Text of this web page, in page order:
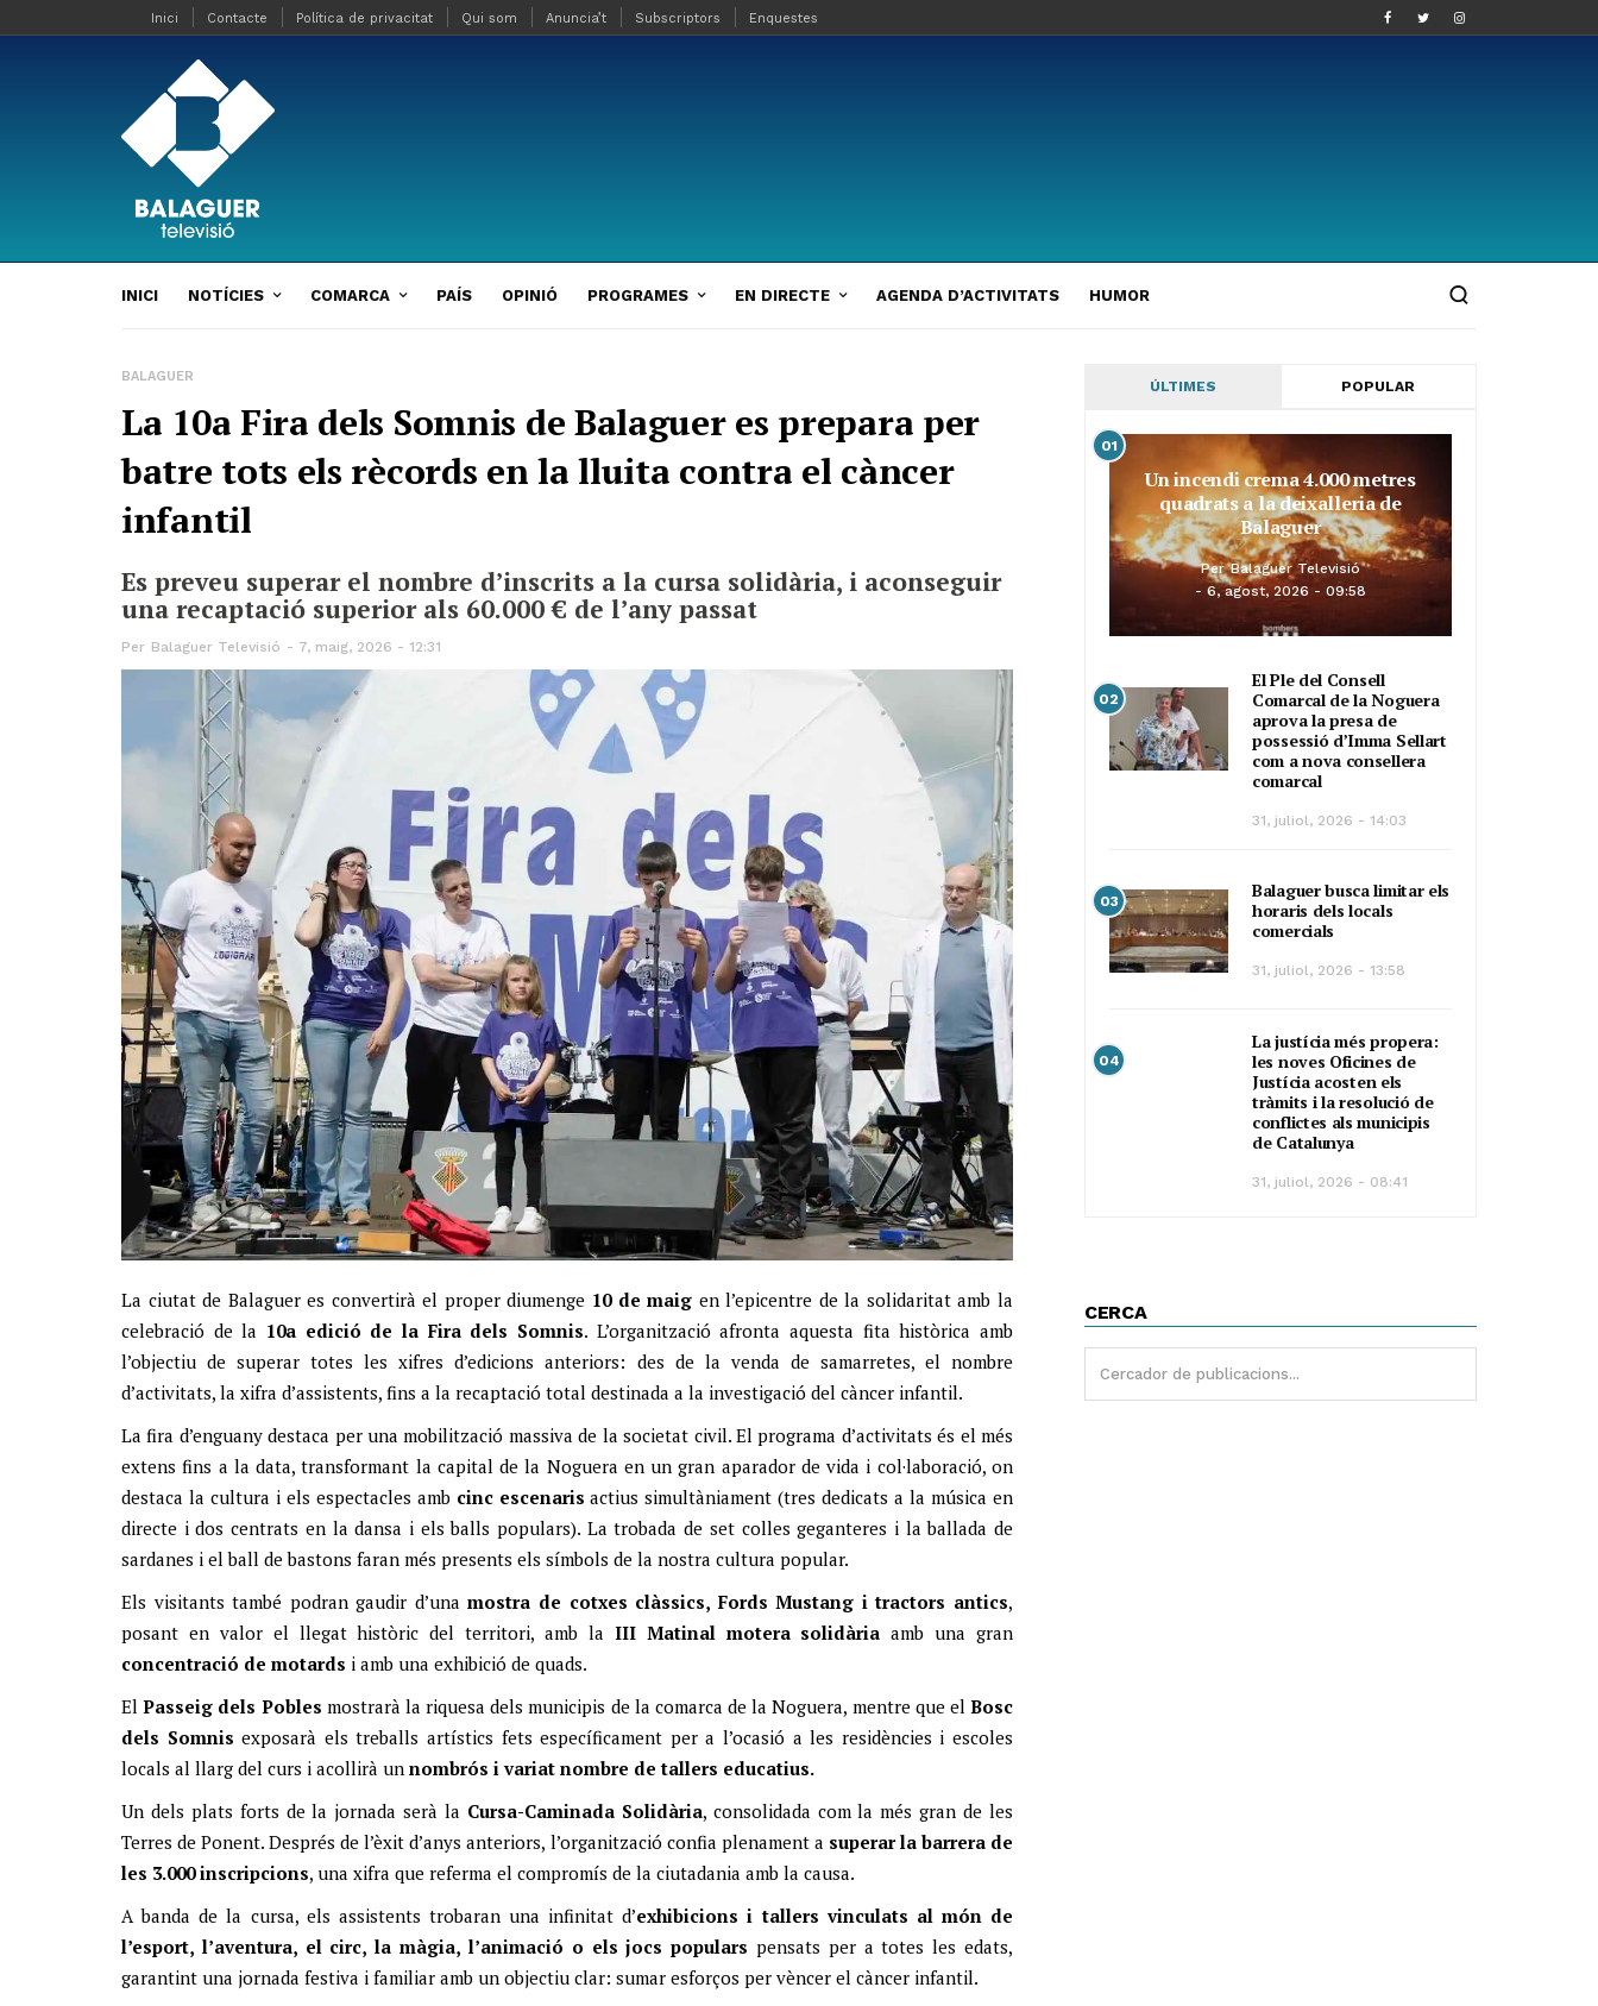
Inici Contacte Política de privacitat Qui som Anuncia’t Subscriptors Enquestes
INICI NOTÍCIES COMARCA PAÍS OPINIÓ PROGRAMES EN DIRECTE AGENDA D’ACTIVITATS HUMOR
BALAGUER
La 10a Fira dels Somnis de Balaguer es prepara per
batre tots els rècords en la lluita contra el càncer
infantil
Es preveu superar el nombre d’inscrits a la cursa solidària, i aconseguir
una recaptació superior als 60.000 € de l’any passat
Per Balaguer Televisió 7, maig, 2026 - 12:31
La ciutat de Balaguer es convertirà el proper diumenge 10 de maig en l’epicentre de la solidaritat amb la
celebració de la 10a edició de la Fira dels Somnis. L’organització afronta aquesta fita històrica amb
l’objectiu de superar totes les xifres d’edicions anteriors: des de la venda de samarretes, el nombre
d’activitats, la xifra d’assistents, fins a la recaptació total destinada a la investigació del càncer infantil.
La fira d’enguany destaca per una mobilització massiva de la societat civil. El programa d’activitats és el més
extens fins a la data, transformant la capital de la Noguera en un gran aparador de vida i col·laboració, on
destaca la cultura i els espectacles amb cinc escenaris actius simultàniament (tres dedicats a la música en
directe i dos centrats en la dansa i els balls populars). La trobada de set colles geganteres i la ballada de
sardanes i el ball de bastons faran més presents els símbols de la nostra cultura popular.
Els visitants també podran gaudir d’unamostra de cotxes clàssics, Fords Mustang i tractors antics,
posant en valor el llegat històric del territori, amb la III Matinal motera solidària amb una gran
concentració de motards i amb una exhibició de quads.
ElPasseig dels Pobles mostrarà la riquesa dels municipis de la comarca de la Noguera, mentre que elBosc
dels Somnis exposarà els treballs artístics fets específicament per a l’ocasió a les residències i escoles
locals al llarg del curs i acollirà un nombrós i variat nombre de tallers educatius.
Un dels plats forts de la jornada serà la Cursa-Caminada Solidària, consolidada com la més gran de les
Terres de Ponent. Després de l’èxit d’anys anteriors, l’organització confia plenament a superar la barrera de
les 3.000 inscripcions, una xifra que referma el compromís de la ciutadania amb la causa.
A banda de la cursa, els assistents trobaran una infinitat d’exhibicions i tallers vinculats al món de
l’esport, l’aventura, el circ, la màgia, l’animació o els jocs populars pensats per a totes les edats,
garantint una jornada festiva i familiar amb un objectiu clar: sumar esforços per vèncer el càncer infantil.
ÚLTIMES POPULAR
01
Un incendi crema 4.000 metres
quadrats a la deixalleria de
Balaguer
Per Balaguer Televisió
6, agost, 2026 - 09:58
02
El Ple del Consell
Comarcal de la Noguera
aprova la presa de
possessió d’Imma Sellart
com a nova consellera
comarcal
31, juliol, 2026 - 14:03
03
Balaguer busca limitar els
horaris dels locals
comercials
31, juliol, 2026 - 13:58
04
La justícia més propera:
les noves Oficines de
Justícia acosten els
tràmits i la resolució de
conflictes als municipis
de Catalunya
31, juliol, 2026 - 08:41
CERCA